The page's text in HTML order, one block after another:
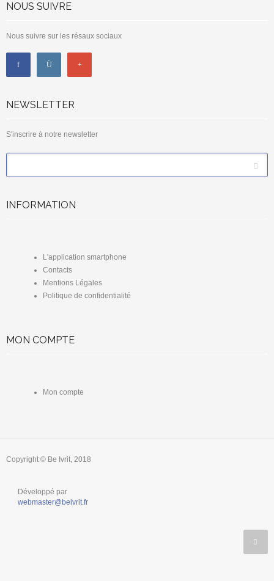
NOUS SUIVRE
Nous suivre sur les résaux sociaux
NEWSLETTER
S'inscrire à notre newsletter
INFORMATION
L'application smartphone
Contacts
Mentions Légales
Politique de confidentialité
MON COMPTE
Mon compte
Copyright © Be Ivrit, 2018
Développé par
webmaster@beivrit.fr